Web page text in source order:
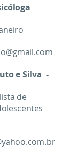
e Silva -
de